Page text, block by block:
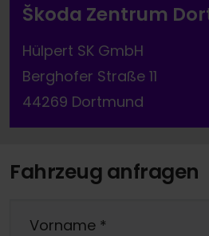
Škoda Zentrum
Hülpert SK GmbH
Berghofer Straße 11
44269 Dortmund
Fahrzeug anfragen
Vorname *